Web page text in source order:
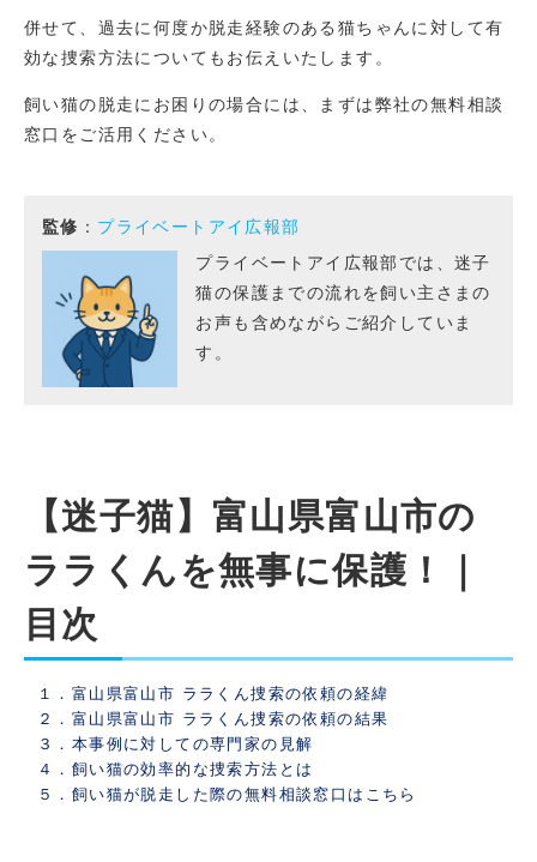
併せて、過去に何度か脱走経験のある猫ちゃんに対して有
効な捜索方法についてもお伝えいたします。
飼い猫の脱走にお困りの場合には、まずは弊社の無料相談
窓口をご活用ください。
監修 ： プライベートアイ広報部
プライベートアイ広報部では、迷子
猫の保護までの流れを飼い主さまの
お声も含めながらご紹介していま
す。
【迷子猫】富山県富山市の
ララくんを無事に保護！｜
目次
１．富山県富山市 ララくん捜索の依頼の経緯
２．富山県富山市 ララくん捜索の依頼の結果
３．本事例に対しての専門家の見解
４．飼い猫の効率的な捜索方法とは
５．飼い猫が脱走した際の無料相談窓口はこちら